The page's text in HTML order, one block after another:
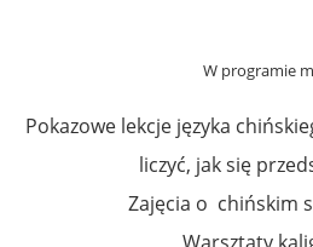
W programie
Pokazowe lekcje języka
liczyć, jak się
Zajęcia o chińskim